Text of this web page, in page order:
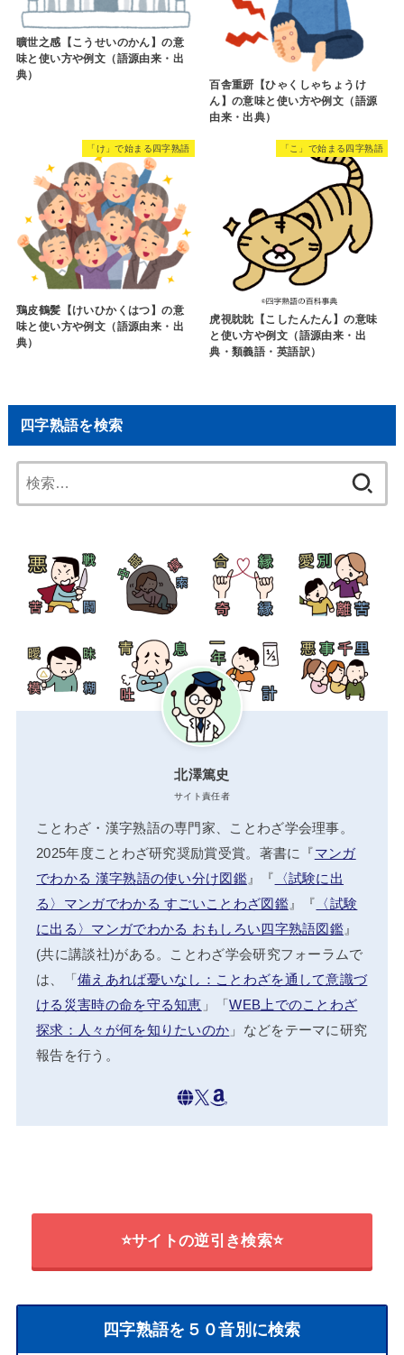
曠世之感【こうせいのかん】の意
味と使い方や例文（語源由来・出
典）
百舎重趼【ひゃくしゃちょうけ
ん】の意味と使い方や例文（語源
由来・出典）
「け」で始まる四字熟語
鶏皮鶴髪【けいひかくはつ】の意
味と使い方や例文（語源由来・出
典）
「こ」で始まる四字熟語
虎視眈眈【こしたんたん】の意味
と使い方や例文（語源由来・出
典・類義語・英語訳）
四字熟語を検索
索:
北澤篤史
サイト責任者
ことわざ・漢字熟語の専門家、ことわざ学会理事。
2025年度ことわざ研究奨励賞受賞。著書に『マンガ
でわかる 漢字熟語の使い分け図鑑』『 〈試験に出
る〉マンガでわかる すごいことわざ図鑑』『 〈試験
に出る〉マンガでわかる おもしろい四字熟語図鑑 』
(共に講談社)がある。ことわざ学会研究フォーラムで
は、「備えあれば憂いなし：ことわざを通して意識づ
ける災害時の命を守る知恵 」「WEB上でのことわざ
探求：人々が何を知りたいのか 」などをテーマに研究
報告を行う。
⭐サイトの逆引き検索⭐
四字熟語を５０音別に検索